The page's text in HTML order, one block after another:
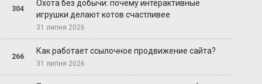
304
Охота без добычи: почему интерактивные
игрушки делают котов счастливее
31 липня 2026
266
Как работает ссылочное продвижение сайта?
31 липня 2026